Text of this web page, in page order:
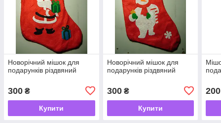
Новорічний мішок для
подарунків різдвяний
300 ₴
Купити
Новорічний мішок для
подарунків різдвяний
300₴
Купити
200